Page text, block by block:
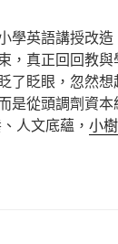
學英語講授改造
，真正回回教
了眨眼，忽然
是從頭調劑資
人文底蘊， 小